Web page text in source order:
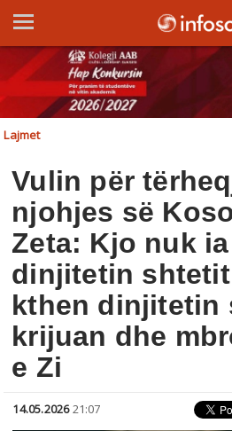
Lajmet
Vulin për
njohjes së
Zeta: Kjo nuk
dinjitetin
kthen dinjitetin
krijuan dhe
e Zi
14.05.202621:07